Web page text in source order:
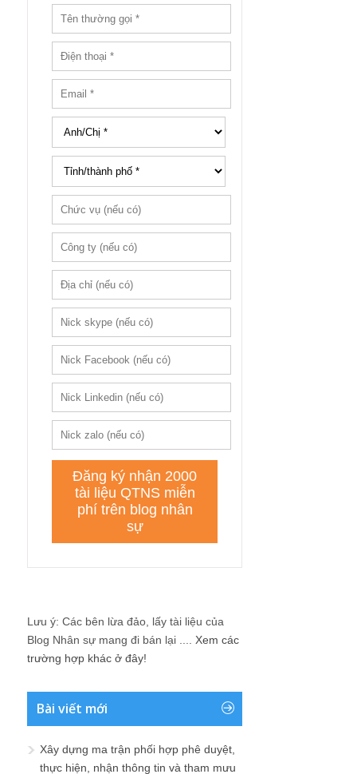
Lưu ý: Các bên lừa đảo, lấy tài liệu của
Blog Nhân sự mang đi bán lại .... Xem các
trường hợp khác ở đây!
Bài viết mới
Xây dựng ma trận phối hợp phê duyệt,
thực hiện, nhận thông tin và tham mưu